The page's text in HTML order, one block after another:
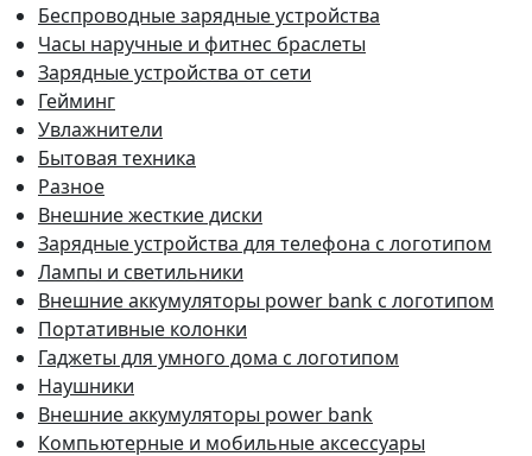
Беспроводные зарядные устройства
Часы наручные и фитнес браслеты
Зарядные устройства от сети
Гейминг
Увлажнители
Бытовая техника
Разное
Внешние жесткие диски
Зарядные устройства для телефона с логотипом
Лампы и светильники
Внешние аккумуляторы power bank с логотипом
Портативные колонки
Гаджеты для умного дома с логотипом
Наушники
Внешние аккумуляторы power bank
Компьютерные и мобильные аксессуары